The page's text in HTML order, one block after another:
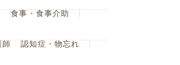
食事・食事介助
師
認知症・物忘れ